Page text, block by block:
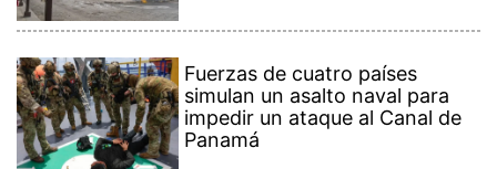
Fuerzas de cuatro países
simulan un asalto naval para
impedir un ataque al Canal de
Panamá